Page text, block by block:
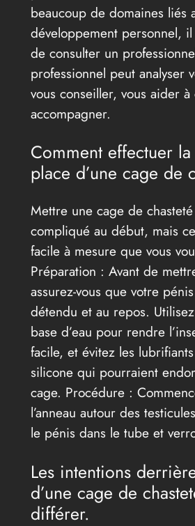
beaucoup de domaines liés
développement personnel,
de consulter un
professionnel peut analyser
vous conseiller, vous aider
accompagner.
Comment effectuer
place d’une cage de
Mettre une cage de
compliqué au début, mais
facile à mesure que vous
Préparation : Avant de
assurez-vous que votre
détendu et au repos.
base d’eau pour rendre
facile, et évitez les
silicone qui pourraient
cage. Procédure :
l’anneau autour des
le pénis dans le tube et
Les intentions
d’une cage de
différer.